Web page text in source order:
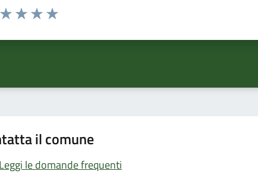
da 1 a 5 stelle la pagina
il comune
Leggi le domande frequenti